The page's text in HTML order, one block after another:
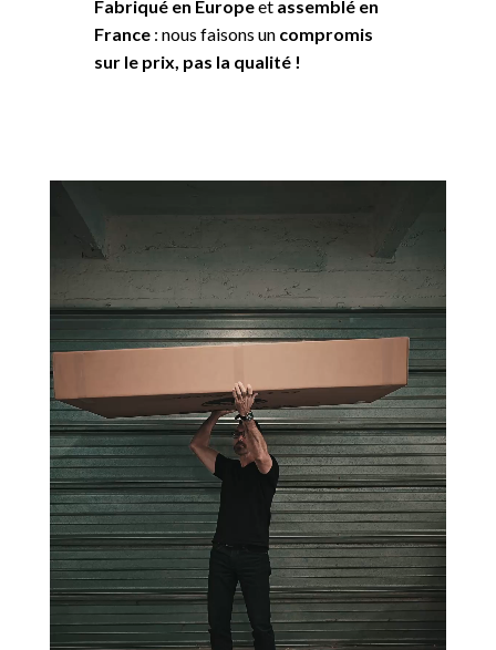
Fabriqué en Europeet assemblé en
France: nous faisons un compromis
sur le prix, pas la qualité !